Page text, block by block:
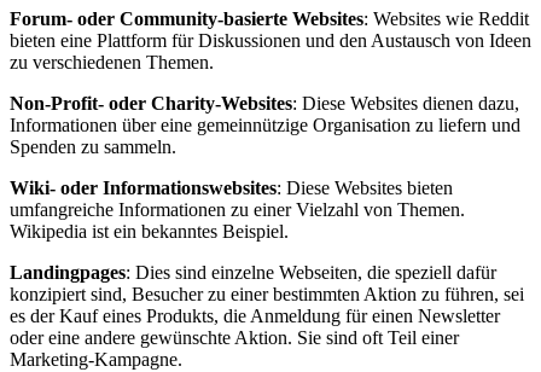
Forum- oder Community-basierte Websites: Websites wie Reddit
bieten eine Plattform für Diskussionen und den Austausch von Ideen
zu verschiedenen Themen.
Non-Profit- oder Charity-Websites: Diese Websites dienen dazu,
Informationen über eine gemeinnützige Organisation zu liefern und
Spenden zu sammeln.
Wiki- oder Informationswebsites: Diese Websites bieten
umfangreiche Informationen zu einer Vielzahl von Themen.
Wikipedia ist ein bekanntes Beispiel.
Landingpages: Dies sind einzelne Webseiten, die speziell dafür
konzipiert sind, Besucher zu einer bestimmten Aktion zu führen, sei
es der Kauf eines Produkts, die Anmeldung für einen Newsletter
oder eine andere gewünschte Aktion. Sie sind oft Teil einer
Marketing-Kampagne.